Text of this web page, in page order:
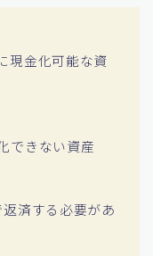
現金化可能な資
できない資産
済する必要があ